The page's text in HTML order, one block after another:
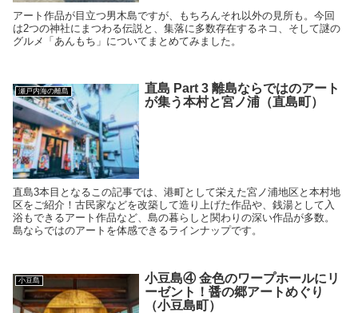
アート作品が目立つ男木島ですが、もちろんそれ以外の見所も。今回
は2つの神社にまつわる伝説と、集落に多数存在するネコ、そして謎の
グルメ「あんもち」についてまとめてみました。
瀬戸内海の離島
直島 Part 3 離島ならではのアート
が集う本村と宮ノ浦（直島町）
直島3本目となるこの記事では、港町として栄えた宮ノ浦地区と本村地
区をご紹介！古民家などを改築して造り上げた作品や、銭湯として入
浴もできるアート作品など、島の暮らしと関わりの深い作品が多数。
島ならではのアートを体感できるラインナップです。
小豆島
小豆島④ 金色のワープホールにリ
ーゼント！醤の郷アートめぐり
（小豆島町）